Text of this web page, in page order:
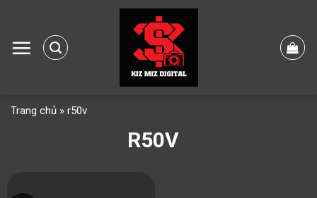
content
Trang chủ » r50v
R50V